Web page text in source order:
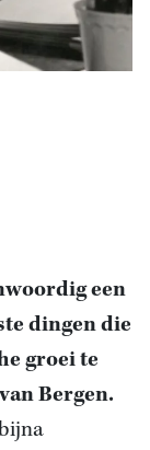
een
dingen die
groei te
Bergen.